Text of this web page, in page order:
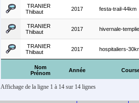
Nom
Prénom
Année
TRANIER
Thibaut
2017 festa-trail-44km
TRANIER
Thibaut
2017 hivernale-
TRANIER
Thibaut
2017 hospitaliers-
Affichage de la ligne 1 à 14 sur 14 lignes